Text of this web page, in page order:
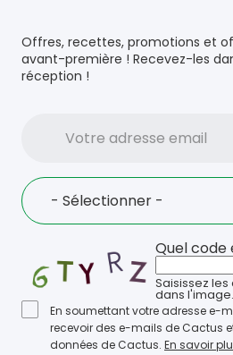
Offres, recettes, promotions et
avant-première ! Recevez-les
réception !
adresse
Language
- Sélectionner -
Quel code
Saisissez
dans l'image.
En soumettant votre adresse e-
recevoir des e-mails de Cactus
données de Cactus. En savoir